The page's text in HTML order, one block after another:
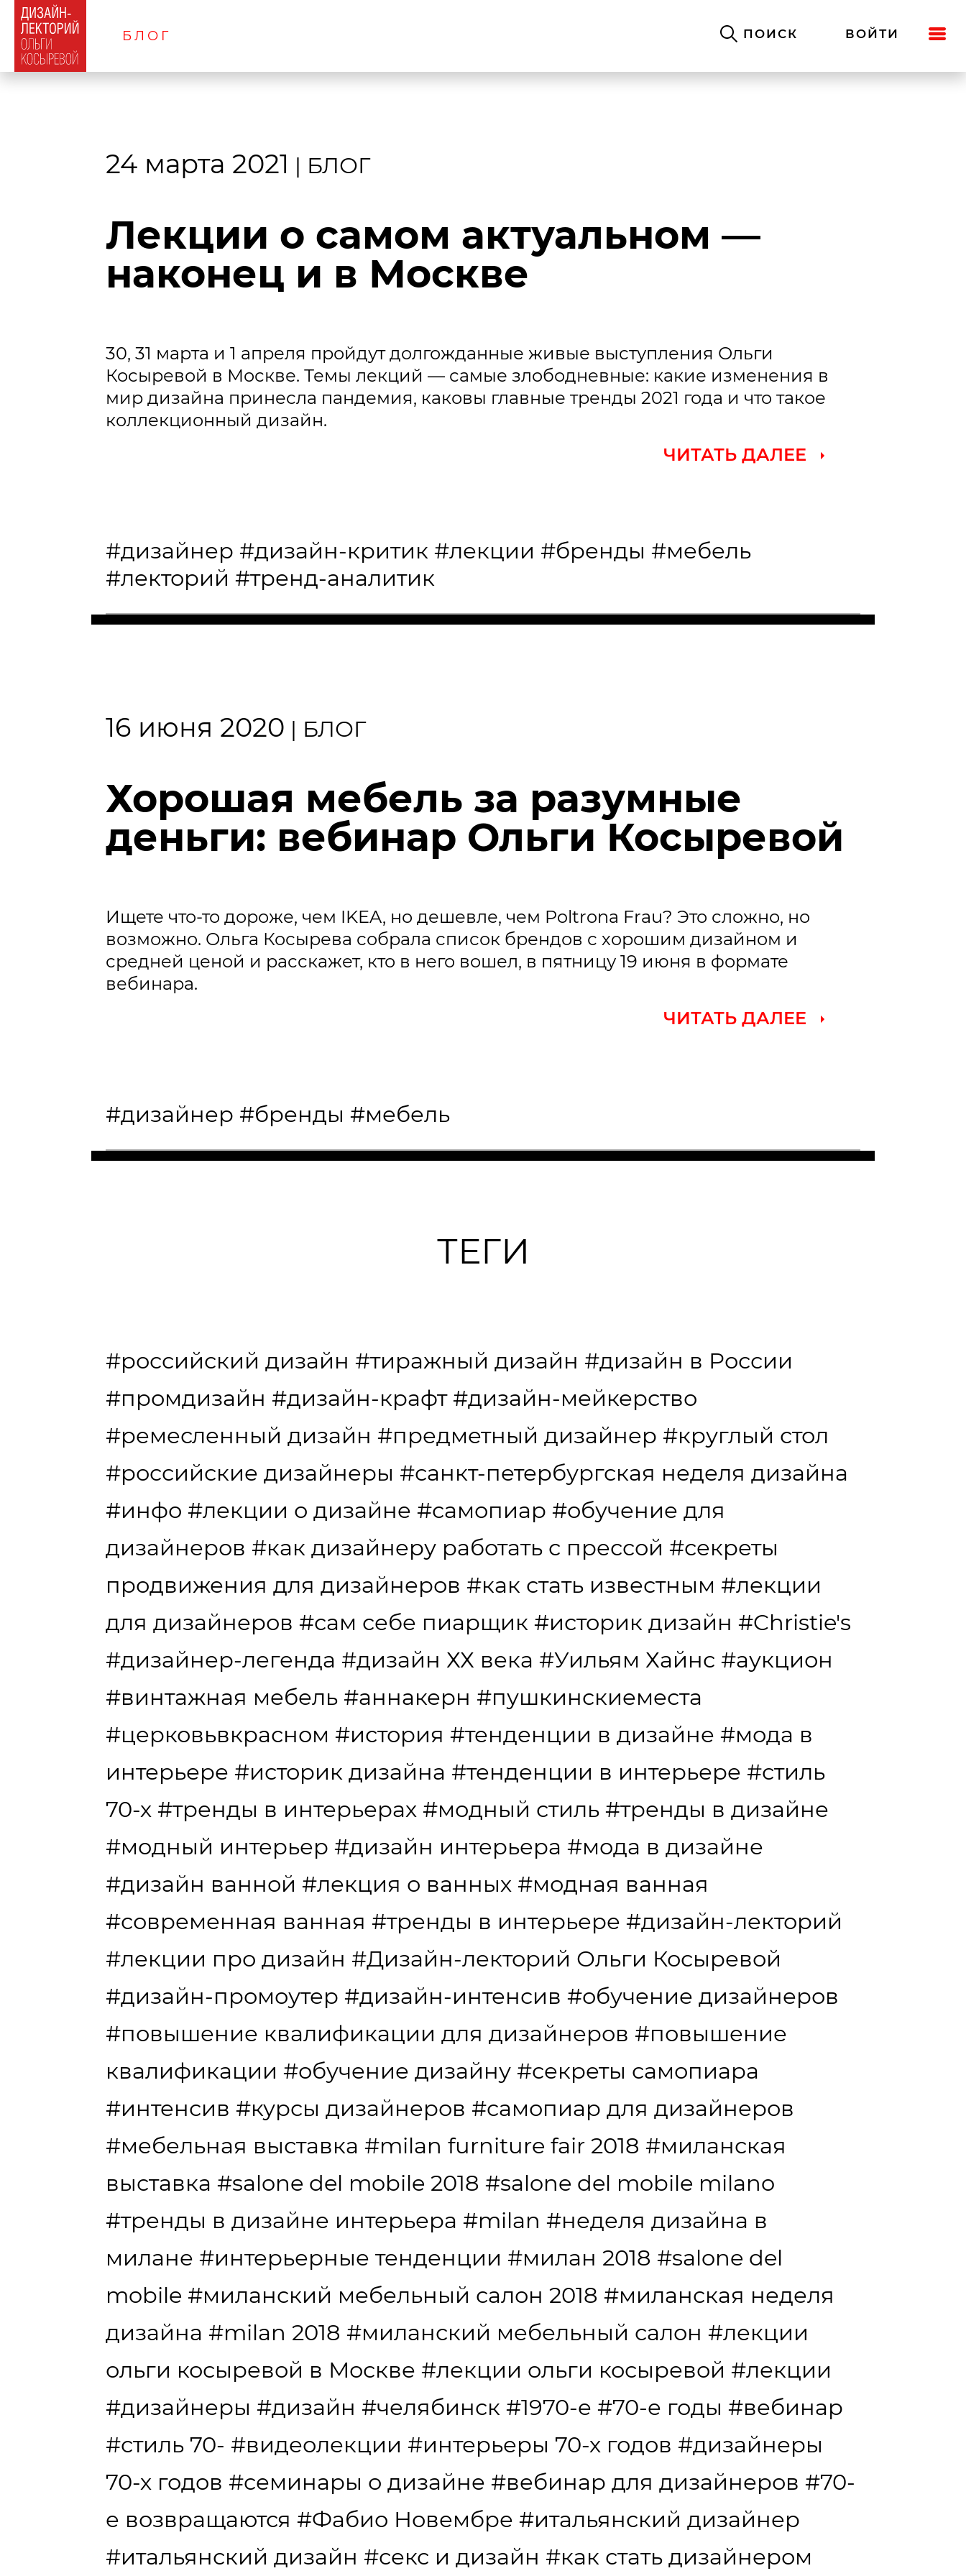
БЛОГ ПОИСК ВОЙТИ
24 марта 2021 | БЛОГ
Лекции о самом актуальном —
наконец и в Москве
30, 31 марта и 1 апреля пройдут долгожданные живые выступления Ольги
Косыревой в Москве. Темы лекций — самые злободневные: какие изменения в
мир дизайна принесла пандемия, каковы главные тренды 2021 года и что такое
коллекционный дизайн.
ЧИТАТЬ ДАЛЕЕ
#дизайнер #дизайн-критик #лекции #бренды #мебель
#лекторий #тренд-аналитик
16 июня 2020 | БЛОГ
Хорошая мебель за разумные
деньги: вебинар Ольги Косыревой
Ищете что-то дороже, чем IKEA, но дешевле, чем Poltrona Frau? Это сложно, но
возможно. Ольга Косырева собрала список брендов с хорошим дизайном и
средней ценой и расскажет, кто в него вошел, в пятницу 19 июня в формате
вебинара.
ЧИТАТЬ ДАЛЕЕ
#дизайнер #бренды #мебель
ТЕГИ
#российский дизайн #тиражный дизайн #дизайн в России
#промдизайн #дизайн-крафт #дизайн-мейкерство
#ремесленный дизайн #предметный дизайнер #круглый стол
#российские дизайнеры #санкт-петербургская неделя дизайна
#инфо #лекции о дизайне #самопиар #обучение для
дизайнеров #как дизайнеру работать с прессой #секреты
продвижения для дизайнеров #как стать известным #лекции
для дизайнеров #сам себе пиарщик #историк дизайн #Christie's
#дизайнер-легенда #дизайн ХХ века #Уильям Хайнс #аукцион
#винтажная мебель #аннакерн #пушкинскиеместа
#церковьвкрасном #история #тенденции в дизайне #мода в
интерьере #историк дизайна #тенденции в интерьере #стиль
70-х #тренды в интерьерах #модный стиль #тренды в дизайне
#модный интерьер #дизайн интерьера #мода в дизайне
#дизайн ванной #лекция о ванных #модная ванная
#современная ванная #тренды в интерьере #дизайн-лекторий
#лекции про дизайн #Дизайн-лекторий Ольги Косыревой
#дизайн-промоутер #дизайн-интенсив #обучение дизайнеров
#повышение квалификации для дизайнеров #повышение
квалификации #обучение дизайну #секреты самопиара
#интенсив #курсы дизайнеров #самопиар для дизайнеров
#мебельная выставка #milan furniture fair 2018 #миланская
выставка #salone del mobile 2018 #salone del mobile milano
#тренды в дизайне интерьера #milan #неделя дизайна в
милане #интерьерные тенденции #милан 2018 #salone del
mobile #миланский мебельный салон 2018 #миланская неделя
дизайна #milan 2018 #миланский мебельный салон #лекции
ольги косыревой в Москве #лекции ольги косыревой #лекции
#дизайнеры #дизайн #челябинск #1970-е #70-е годы #вебинар
#стиль 70- #видеолекции #интерьеры 70-х годов #дизайнеры
70-х годов #семинары о дизайне #вебинар для дизайнеров #70-
е возвращаются #Фабио Новембре #итальянский дизайнер
#итальянский дизайн #секс и дизайн #как стать дизайнером